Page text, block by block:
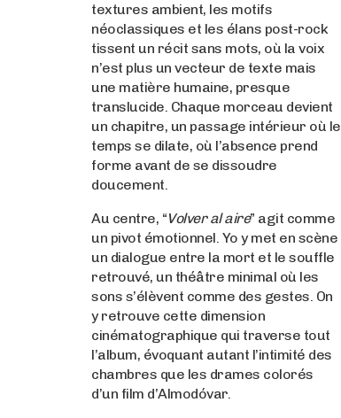
textures ambient, les motifs
néoclassiques et les élans post-rock
tissent un récit sans mots, où la voix
n’est plus un vecteur de texte mais
une matière humaine, presque
translucide. Chaque morceau devient
un chapitre, un passage intérieur où le
temps se dilate, où l’absence prend
forme avant de se dissoudre
doucement.
Au centre, “Volver al aire” agit comme
un pivot émotionnel. Yo y met en scène
un dialogue entre la mort et le souffle
retrouvé, un théâtre minimal où les
sons s’élèvent comme des gestes. On
y retrouve cette dimension
cinématographique qui traverse tout
l’album, évoquant autant l’intimité des
chambres que les drames colorés
d’un film d’Almodóvar.